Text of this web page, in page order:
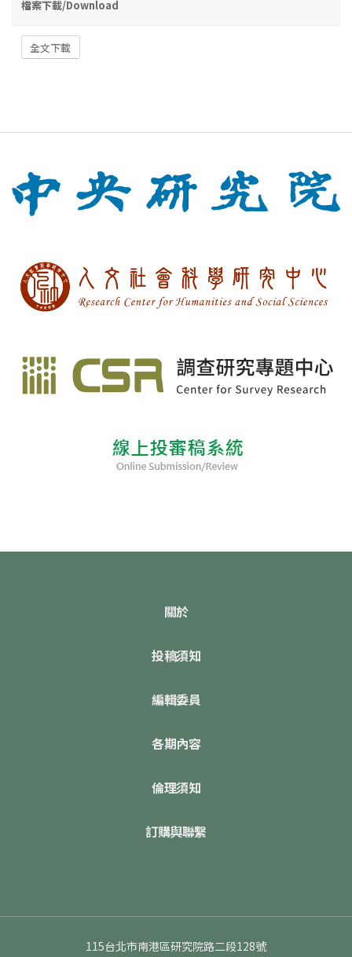
檔案下載/Download
全文下載
關於
投稿須知
編輯委員
各期內容
倫理須知
訂購與聯繫
115台北市南港區研究院路二段128號